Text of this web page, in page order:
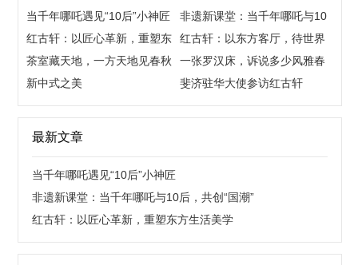
当千年哪吒遇见“10后”小神匠
非遗新课堂：当千年哪吒与10
后，共创“国潮”
红古轩：以匠心革新，重塑东
方生活美学
红古轩：以东方客厅，待世界
来宾
茶室藏天地，一方天地见春秋
一张罗汉床，诉说多少风雅春
秋
新中式之美 斐济驻华大使参访红古轩
最新文章
当千年哪吒遇见“10后”小神匠
非遗新课堂：当千年哪吒与10后，共创“国潮”
红古轩：以匠心革新，重塑东方生活美学